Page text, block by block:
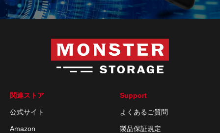
関連ストア
公式サイト
Amazon
Support
よくあるご質問
製品保証規定